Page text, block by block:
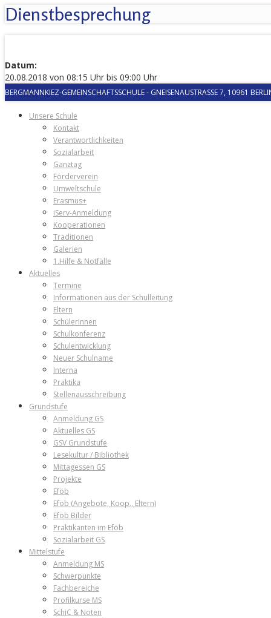
Dienstbesprechung
Datum:
20.08.2018 von 08:15 Uhr bis 09:00 Uhr
BERGMANNKIEZ-GEMEINSCHAFTSSCHULE- GNEISENAUSTRASSE 7, 10961 BERLIN
Unsere Schule
Kontakt
Verantwortlichkeiten
Sozialarbeit
Ganztag
Förderverein
Umweltschule
Erasmus+
iServ-Anmeldung
Kooperationen
Traditionen
Galerien
1.Hilfe & Notfälle
Aktuelles
Termine
Informationen aus der Schulleitung
Eltern
SchülerInnen
Schulkonferenz
Schulentwicklung
Neuer Schulname
Interna
Praktika
Stellenausschreibung
Grundstufe
Anmeldung GS
Aktuelles GS
GSV Grundstufe
Lesekultur / Bibliothek
Mittagessen GS
Projekte
Eföb
Eföb (Angebote, Koop., Eltern)
Eföb Bilder
Praktikanten im Eföb
Sozialarbeit GS
Mittelstufe
Anmeldung MS
Schwerpunkte
Fachbereiche
Profilkurse MS
SchiC & Noten